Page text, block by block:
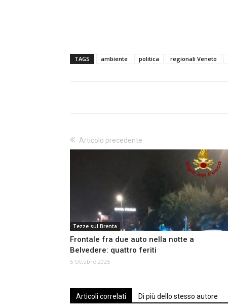
TAGS ambiente politica regionali Veneto
Articolo precedente
Tezze sul Brenta
Frontale fra due auto nella notte a
Belvedere: quattro feriti
5 Ottobre 2025
Articoli correlati Di più dello stesso autore